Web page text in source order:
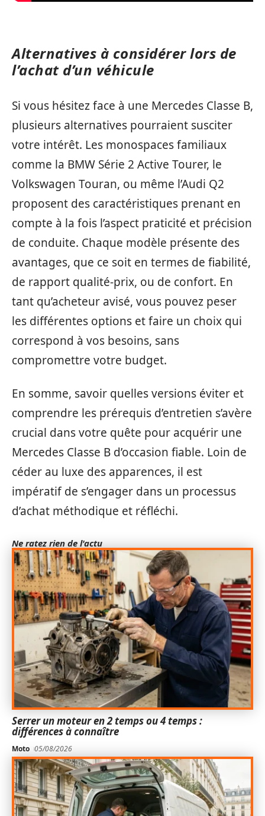
Alternatives à considérer lors de
l’achat d’un véhicule
Si vous hésitez face à une Mercedes Classe B,
plusieurs alternatives pourraient susciter
votre intérêt. Les monospaces familiaux
comme la BMW Série 2 Active Tourer, le
Volkswagen Touran, ou même l’Audi Q2
proposent des caractéristiques prenant en
compte à la fois l’aspect praticité et précision
de conduite. Chaque modèle présente des
avantages, que ce soit en termes de fiabilité,
de rapport qualité-prix, ou de confort. En
tant qu’acheteur avisé, vous pouvez peser
les différentes options et faire un choix qui
correspond à vos besoins, sans
compromettre votre budget.
En somme, savoir quelles versions éviter et
comprendre les prérequis d’entretien s’avère
crucial dans votre quête pour acquérir une
Mercedes Classe B d’occasion fiable. Loin de
céder au luxe des apparences, il est
impératif de s’engager dans un processus
d’achat méthodique et réfléchi.
Ne ratez rien de l'actu
Serrer un moteur en 2 temps ou 4 temps :
différences à connaître
Moto 05/08/2026